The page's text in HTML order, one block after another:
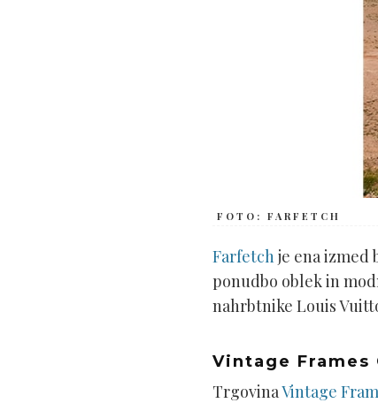
FOTO: FARFETCH
Farfetch je ena izmed
ponudbo oblek in
nahrbtnike Louis
Vintage Frames
TrgovinaVintage